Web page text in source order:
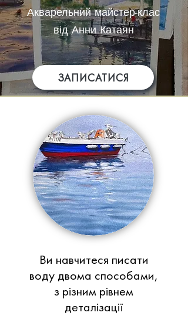
Акварельний майстер-клас
від Анни Катаян
ЗАПИСАТИСЯ
Ви навчитеся писати
воду двома способами,
з різним рівнем
деталізації